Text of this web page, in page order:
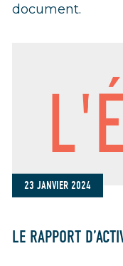
document.
23 JANVIER 2024
LE RAPPORT